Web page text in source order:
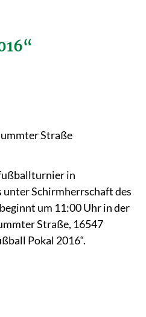
Straße
in
Schirmherrschaft des
um 11:00 Uhr in der
Straße, 16547
Pokal 2016“.